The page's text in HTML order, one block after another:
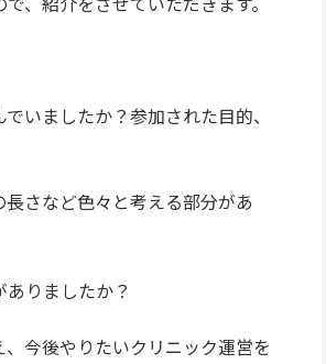
いましたか？参加された目的、
さなど色々と考える部分があ
りましたか？
今後やりたいクリニック運営を